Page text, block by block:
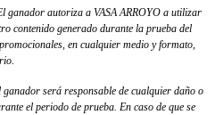
ganador autoriza a VASA ARROYO a utilizar
contenido generado durante la prueba del
en cualquier medio y formato,
ganador será responsable de cualquier daño o
el periodo de prueba. En caso de que se